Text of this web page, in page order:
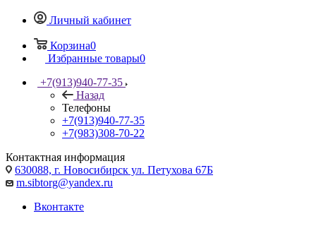
Личный кабинет
Корзина0
Избранные товары0
+7(913)940-77-35
Назад
Телефоны
+7(913)940-77-35
+7(983)308-70-22
Контактная информация
630088, г. Новосибирск ул. Петухова 67Б
m.sibtorg@yandex.ru
Вконтакте